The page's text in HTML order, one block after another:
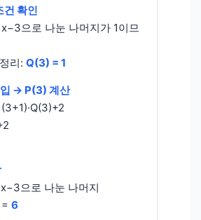
확인
으로 나눈 나머지가 1이므
리: Q(3) = 1
→ P(3) 계산
으로 나눈 나머지
6